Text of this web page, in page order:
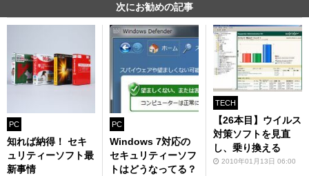
次にお勧めの記事
PC
知れば納得！ セキ
ュリティーソフト最
新事情
PC
Windows 7対応の
セキュリティーソフ
トはどうなってる？
TECH
【26本目】ウイルス
対策ソフトを見直
し、乗り換える
2010年01月13日 06:00